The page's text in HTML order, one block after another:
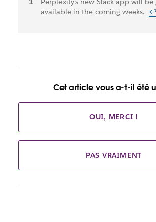
Notes
deavailable in the coming weeks. ↩
Cet article vous a-t-il été
OUI, MERCI !
PAS VRAIMENT